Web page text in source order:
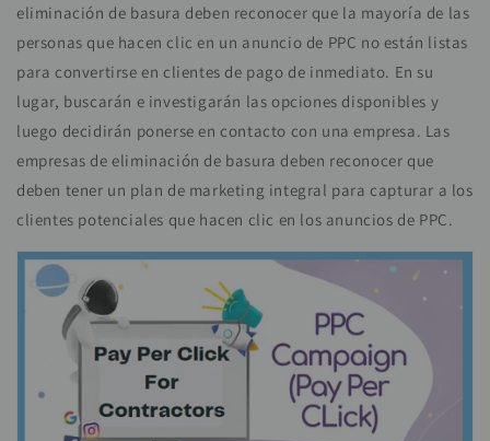
eliminación de basura deben reconocer que la mayoría de las
personas que hacen clic en un anuncio de PPC no están listas
para convertirse en clientes de pago de inmediato. En su
lugar, buscarán e investigarán las opciones disponibles y
luego decidirán ponerse en contacto con una empresa. Las
empresas de eliminación de basura deben reconocer que
deben tener un plan de marketing integral para capturar a los
clientes potenciales que hacen clic en los anuncios de PPC.